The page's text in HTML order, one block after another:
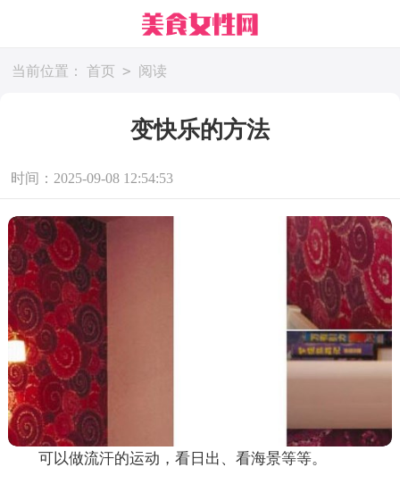
当前位置： 首页 > 阅读
变快乐的方法
时间：2025-09-08 12:54:53
可以做流汗的运动，看日出、看海景等等。